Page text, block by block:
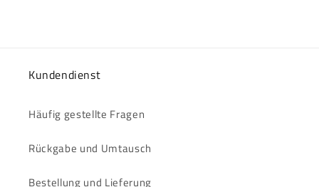
Kundendienst
Häufig gestellte Fragen
Rückgabe und Umtausch
Bestellung und Lieferung